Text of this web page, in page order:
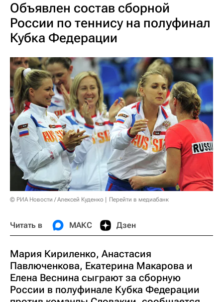
Объявлен состав сборной
России по теннису на полуфинал
Кубка Федерации
© РИА Новости / Алексей Куденко Перейти в медиабанк
Читать в МАКС Дзен
Мария Кириленко, Анастасия
Павлюченкова, Екатерина Макарова и
Елена Веснина сыграют за сборную
России в полуфинале Кубка Федерации